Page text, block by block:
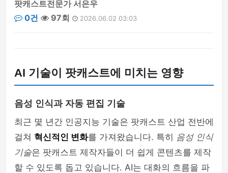
팟캐스트전문가 서은우
0건
97회 2026.06.02 03:03
AI 기술이 팟캐스트에 미치는 영향
음성 인식과 자동 편집 기술
최근 몇 년간 인공지능 기술은 팟캐스트 산업 전반에
걸쳐 혁신적인 변화를 가져왔습니다. 특히 음성 인식
기술은 팟캐스트 제작자들이 더 쉽게 콘텐츠를 제작
할 수 있도록 돕고 있습니다. AI는 대화의 흐름을 파